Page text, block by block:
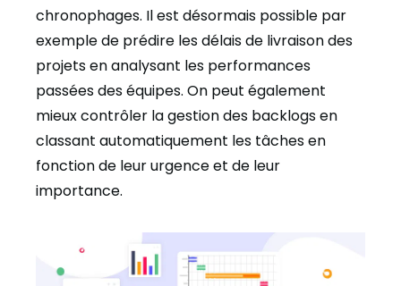
chronophages. Il est désormais possible par
exemple de prédire les délais de livraison des
projets en analysant les performances
passées des équipes. On peut également
mieux contrôler la gestion des backlogs en
classant automatiquement les tâches en
fonction de leur urgence et de leur
importance.